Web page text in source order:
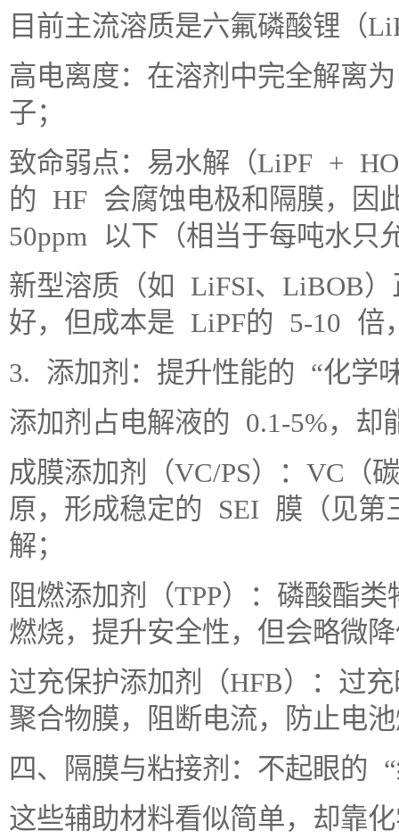
目前主流溶质是六氟磷酸锂（
高电离度：在溶剂中完全解离
子；
致命弱点：易水解（LiPF +
的 HF 会腐蚀电极和隔膜，因
50ppm 以下（相当于每吨水
新型溶质（如 LiFSI、LiBOB
好，但成本是 LiPF的 5-10 倍
3. 添加剂：提升性能的 “化学
添加剂占电解液的 0.1-5%，却
成膜添加剂（VC/PS）：VC（
原，形成稳定的 SEI 膜（见第
解；
阻燃添加剂（TPP）：磷酸酯
燃烧，提升安全性，但会略微
过充保护添加剂（HFB）：过
聚合物膜，阻断电流，防止电
四、隔膜与粘接剂：不起眼的
这些辅助材料看似简单，却靠